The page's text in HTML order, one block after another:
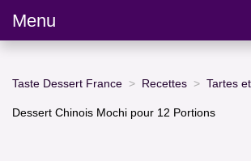
Menu
Taste Dessert France Recettes Tartes
Dessert Chinois Mochi pour 12 Portions